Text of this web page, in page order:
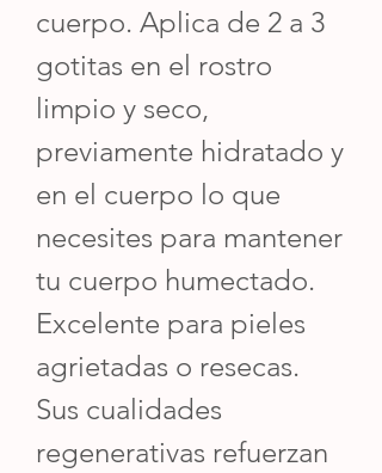
cuerpo. Aplica de 2 a 3
gotitas en el rostro
limpio y seco,
previamente hidratado y
en el cuerpo lo que
necesites para mantener
tu cuerpo humectado.
Excelente para pieles
agrietadas o resecas.
Sus cualidades
regenerativas refuerzan